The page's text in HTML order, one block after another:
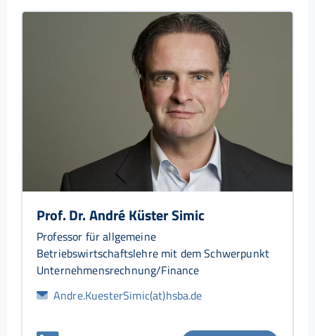
Prof. Dr. André Küster Simic
Professor für allgemeine
Betriebswirtschaftslehre mit dem Schwerpunkt
Unternehmensrechnung/Finance
Andre.KuesterSimic(at)hsba.de